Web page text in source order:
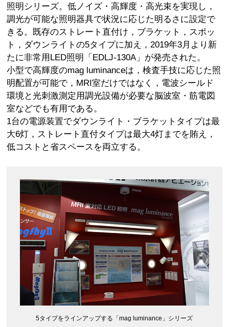
照明シリーズ。低ノイズ・高輝度・高光束を実現し，
調光が可能な照明器具で状況に応じた明るさに設定で
きる。既存のストレート直付け，ブラケット，スポッ
ト，ダウンライトの5タイプに加え，2019年3月より新
たに非常用LED照明「EDLJ-130A」が発売された。
小型で高輝度のmag luminanceは，検査手技に応じた照
明配置が可能で，MRI室だけではなく，電波シールド
環境と光刺激測定用調光設備が必要な脳波室・筋電図
室などでも有用である。
1台の電源装置でダウンライト・ブラケットタイプは最
大6灯，ストレート直付タイプは最大4灯までを賄え，
低コストと省スペースを両立する。
5タイプをラインアップする「mag luminance」シリーズ